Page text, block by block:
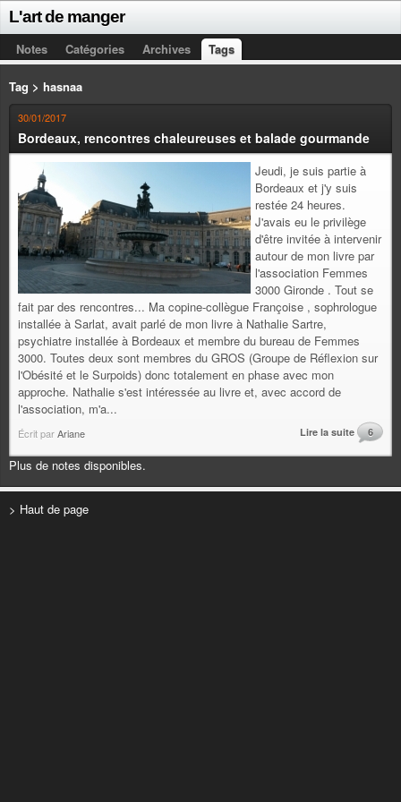
L'art de manger
Notes Catégories Archives Tags
Tag > hasnaa
30/01/2017
Bordeaux, rencontres chaleureuses et balade gourmande
Jeudi, je suis partie à
Bordeaux et j'y suis
restée 24 heures.
J'avais eu le privilège
d'être invitée à intervenir
autour de mon livre par
l'association Femmes
3000 Gironde . Tout se
fait par des rencontres... Ma copine-collègue Françoise , sophrologue
installée à Sarlat, avait parlé de mon livre à Nathalie Sartre,
psychiatre installée à Bordeaux et membre du bureau de Femmes
3000. Toutes deux sont membres du GROS (Groupe de Réflexion sur
l'Obésité et le Surpoids) donc totalement en phase avec mon
approche. Nathalie s'est intéressée au livre et, avec accord de
l'association, m'a...
Écrit parAriane Lire la suite 6
Plus de notes disponibles.
> Haut de page